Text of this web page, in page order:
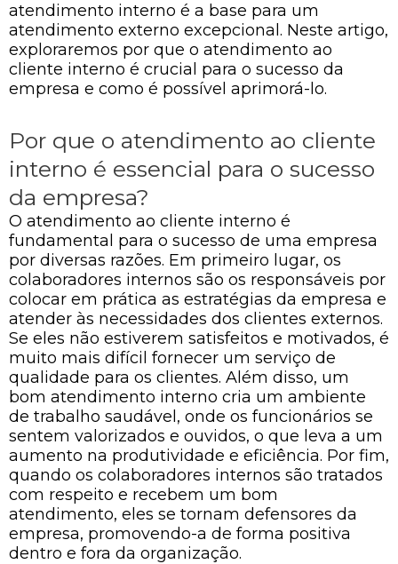
atendimento interno é a base para um
atendimento externo excepcional. Neste artigo,
exploraremos por que o atendimento ao
cliente interno é crucial para o sucesso da
empresa e como é possível aprimorá-lo.
Por que o atendimento ao cliente
interno é essencial para o sucesso
da empresa?
O atendimento ao cliente interno é
fundamental para o sucesso de uma empresa
por diversas razões. Em primeiro lugar, os
colaboradores internos são os responsáveis por
colocar em prática as estratégias da empresa e
atender às necessidades dos clientes externos.
Se eles não estiverem satisfeitos e motivados, é
muito mais difícil fornecer um serviço de
qualidade para os clientes. Além disso, um
bom atendimento interno cria um ambiente
de trabalho saudável, onde os funcionários se
sentem valorizados e ouvidos, o que leva a um
aumento na produtividade e eficiência. Por fim,
quando os colaboradores internos são tratados
com respeito e recebem um bom
atendimento, eles se tornam defensores da
empresa, promovendo-a de forma positiva
dentro e fora da organização.